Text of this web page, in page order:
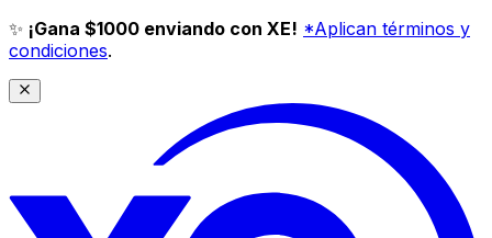
✨ ¡Gana $1000 enviando con XE! *Aplican términos y
condiciones.